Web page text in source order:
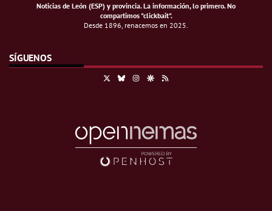
Noticias de León (ESP) y provincia. La información, lo primero.No
compartimos "clickbait".
Desde 1896, renacemos en 2025.
SÍGUENOS
BlueskyInstagramGoogle Discover